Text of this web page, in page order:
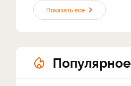
Показать все
Популярное